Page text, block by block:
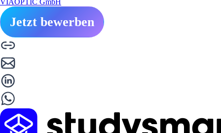
Jetzt bewerben